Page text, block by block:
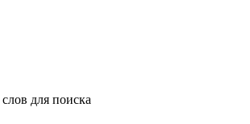
для поиска